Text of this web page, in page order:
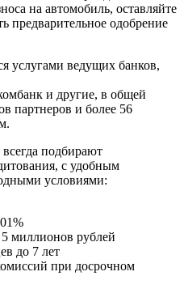
на автомобиль, оставляйте
предварительное одобрение
услугами ведущих банков,
и другие, в общей
партнеров и более 56
подбирают
с удобным
условиями:
миллионов рублей
до 7 лет
при досрочном